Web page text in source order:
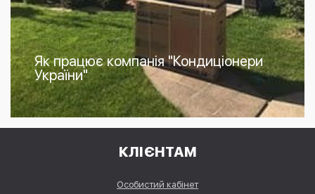
Як працює компанія "Кондиціонери
України"
КЛІЄНТАМ
Особистий кабінет